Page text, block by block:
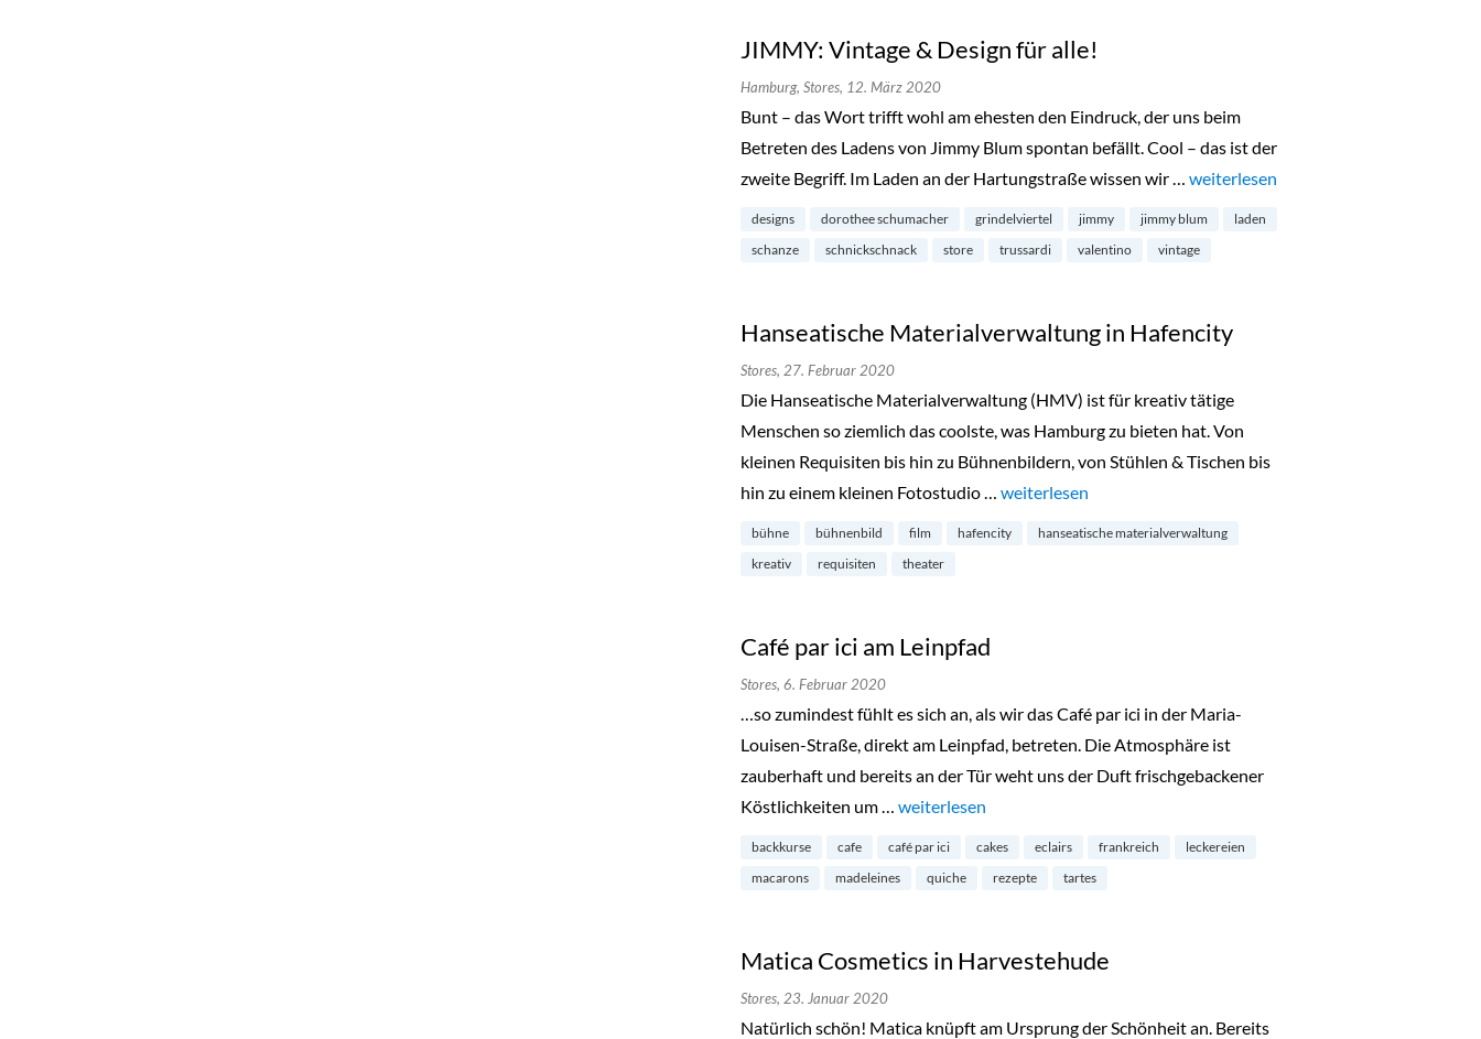
JIMMY: Vintage & Design für alle!
Hamburg, Stores, 12. März 2020
Bunt – das Wort trifft wohl am ehesten den Eindruck, der uns beim
Betreten des Ladens von Jimmy Blum spontan befällt. Cool – das ist der
zweite Begriff. Im Laden an der Hartungstraße wissen wir … „JIMMY: Vintage & Design für alle!“
weiterlesen
designs dorothee schumacher grindelviertel jimmy jimmy blum
laden
schanze
schnickschnack store trussardi valentino vintage
Hanseatische Materialverwaltung in Hafencity
Stores, 27. Februar 2020
Die Hanseatische Materialverwaltung (HMV) ist für kreativ tätige
Menschen so ziemlich das coolste, was Hamburg zu bieten hat. Von
kleinen Requisiten bis hin zu Bühnenbildern, von Stühlen & Tischen bis
hin zu einem kleinen Fotostudio … „Hanseatische Materialverwaltung in Hafencity“
weiterlesen
bühne bühnenbild film hafencity
hanseatische materialverwaltung
kreativ
requisiten theater
Café par ici am Leinpfad
Stores, 6. Februar 2020
…so zumindest fühlt es sich an, als wir das Café par ici in der Maria-
Louisen-Straße, direkt am Leinpfad, betreten. Die Atmosphäre ist
zauberhaft und bereits an der Tür weht uns der Duft frischgebackener
Köstlichkeiten um … „Café par ici am Leinpfad“
weiterlesen
backkurse cafe café par ici cakes eclairs frankreich
leckereien
macarons
madeleines quiche rezepte tartes
Matica Cosmetics in Harvestehude
Stores, 23. Januar 2020
Natürlich schön! Matica knüpft am Ursprung der Schönheit an. Bereits